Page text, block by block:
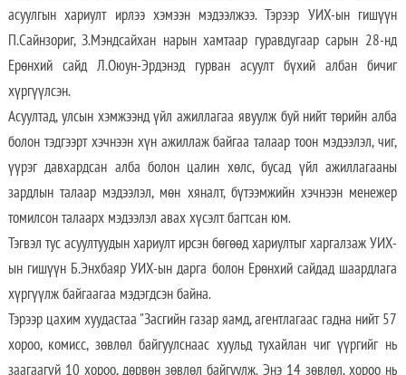
асуулгын хариулт ирлээ хэмээн мэдээлжээ. Тэрээр УИХ-ын гишүүн
П.Сайнзориг, З.Мэндсайхан нарын хамтаар гуравдугаар сарын 28-нд
Ерөнхий сайд Л.Оюун-Эрдэнэд гурван асуулт бүхий албан бичиг
хүргүүлсэн.
Асуултад, улсын хэмжээнд үйл ажиллагаа явуулж буй нийт төрийн алба
болон тэдгээрт хэчнээн хүн ажиллаж байгаа талаар тоон мэдээлэл, чиг,
үүрэг давхардсан алба болон цалин хөлс, бусад үйл ажиллагааны
зардлын талаар мэдээлэл, мөн хяналт, бүтээмжийн хэчнээн менежер
томилсон талаарх мэдээлэл авах хүсэлт багтсан юм.
Тэгвэл тус асуултуудын хариулт ирсэн бөгөөд хариултыг харгалзаж УИХ-
ын гишүүн Б.Энхбаяр УИХ-ын дарга болон Ерөнхий сайдад шаардлага
хүргүүлж байгаагаа мэдэгдсэн байна.
Тэрээр цахим хуудастаа "Засгийн газар яамд, агентлагаас гадна нийт 57
хороо, комисс, зөвлөл байгуулснаас хуульд тухайлан чиг үүргийг нь
заагаагүй 10 хороо, дөрвөн зөвлөл байгуулж. Энэ 14 зөвлөл, хороо нь